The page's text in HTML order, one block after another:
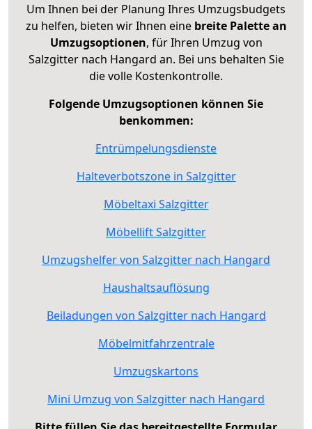
Um Ihnen bei der Planung Ihres Umzugsbudgets
zu helfen, bieten wir Ihnen eine breite Palette an
Umzugsoptionen, für Ihren Umzug von
Salzgitter nach Hangard an. Bei uns behalten Sie
die volle Kostenkontrolle.
Folgende Umzugsoptionen können Sie
benkommen:
Entrümpelungsdienste
Halteverbotszone in Salzgitter
Möbeltaxi Salzgitter
Möbellift Salzgitter
Umzugshelfer von Salzgitter nach Hangard
Haushaltsauflösung
Beiladungen von Salzgitter nach Hangard
Möbelmitfahrzentrale
Umzugskartons
Mini Umzug von Salzgitter nach Hangard